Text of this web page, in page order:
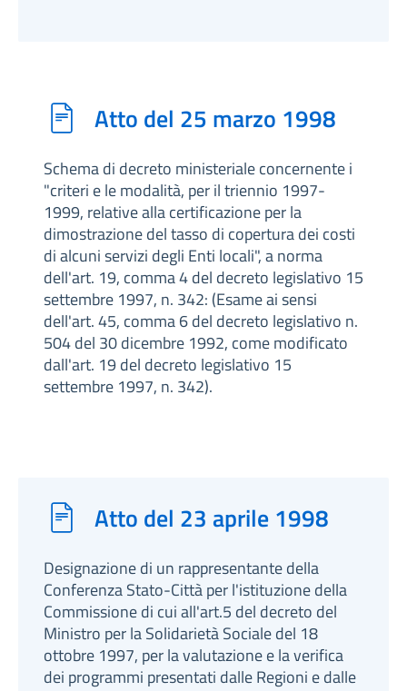
Atto del 25 marzo 1998
Schema di decreto ministeriale concernente i
"criteri e le modalità, per il triennio 1997-
1999, relative alla certificazione per la
dimostrazione del tasso di copertura dei costi
di alcuni servizi degli Enti locali", a norma
dell'art. 19, comma 4 del decreto legislativo 15
settembre 1997, n. 342: (Esame ai sensi
dell'art. 45, comma 6 del decreto legislativo n.
504 del 30 dicembre 1992, come modificato
dall'art. 19 del decreto legislativo 15
settembre 1997, n. 342).
Atto del 23 aprile 1998
Designazione di un rappresentante della
Conferenza Stato-Città per l'istituzione della
Commissione di cui all'art.5 del decreto del
Ministro per la Solidarietà Sociale del 18
ottobre 1997, per la valutazione e la verifica
dei programmi presentati dalle Regioni e dalle